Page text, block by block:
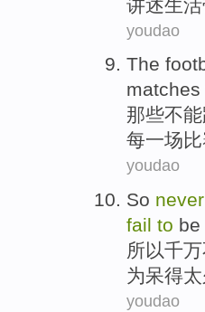
讲述生活
youdao
The
matches
那些不能
每一场比
youdao
So never
fail to be
所以千万
为呆得太
youdao